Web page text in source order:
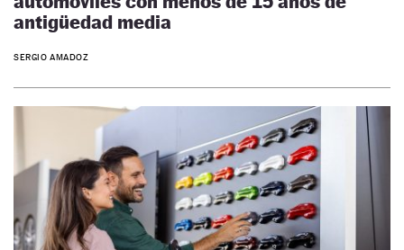
antigüedad media
SERGIO AMADOZ